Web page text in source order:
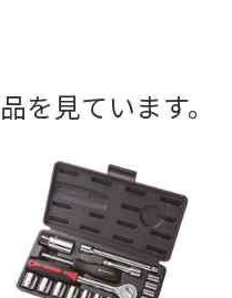
を見ています。